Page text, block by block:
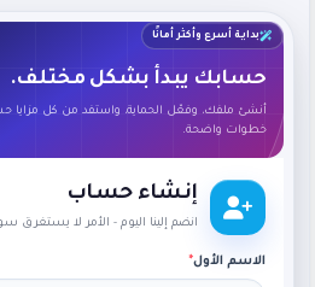
بداية أسرع وأكثر أمانًا
حسابك يبدأ بشكل مختلف.
أنشئ ملفك، وفعّل الحماية، واستفد من كل مزايا
خطوات واضحة.
إنشاء حساب
انضم إلينا اليوم - الأمر لا يستغرق
الاسم الأول*